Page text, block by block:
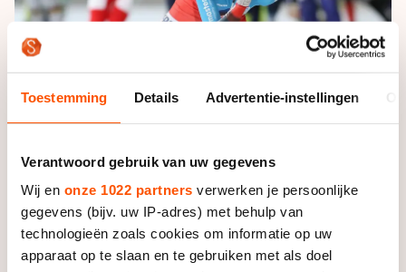
Toestemming Details Advertentie-instellingen
Verantwoord gebruik van uw gegevens
Wij en onze 1022 partners verwerken je persoonlijke
gegevens (bijv. uw IP-adres) met behulp van
technologieën zoals cookies om informatie op uw
apparaat op te slaan en te gebruiken met als doel
Waar kan ik schaatsen en skaten?
Tickets
Livestreams
Word schaatsfan!
Medaille overzicht
Medaillespiegel
Olympische uitslagen
Van Jong tot Goud verhalen
Foto: Neeke Smit